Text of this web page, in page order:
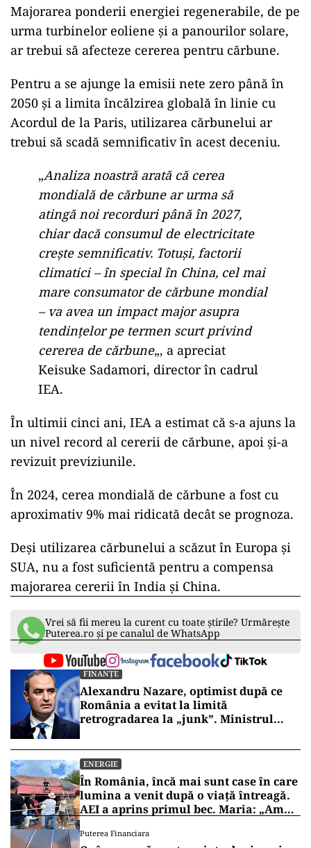
cel mai mult CO2.
POLITICĂ
Pericol de blackout? Guvernul
pregătește limitarea consumului de
energie
POLITICĂ
Zamfir: Groparii energiei românești:
Majorarea ponderii energiei regenerabile, de pe
urma turbinelor eoliene şi a panourilor solare,
ar trebui să afecteze cererea pentru cărbune.
Pentru a se ajunge la emisii nete zero până în
2050 şi a limita încălzirea globală în linie cu
Acordul de la Paris, utilizarea cărbunelui ar
trebui să scadă semnificativ în acest deceniu.
„Analiza noastră arată că cerea
mondială de cărbune ar urma să
atingă noi recorduri până în 2027,
chiar dacă consumul de electricitate
creşte semnificativ. Totuşi, factorii
mare consumator de cărbune mondial
– va avea un impact major asupra
cererea de cărbune„, a apreciat
Keisuke Sadamori, director în cadrul
IEA.
În ultimii cinci ani, IEA a estimat că s-a ajuns la
un nivel record al cererii de cărbune, apoi şi-a
revizuit previziunile.
În 2024, cerea mondială de cărbune a fost cu
aproximativ 9% mai ridicată decât se prognoza.
Deşi utilizarea cărbunelui a scăzut în Europa şi
SUA, nu a fost suficientă pentru a compensa
majorarea cererii în India şi China.
Vrei să fii mereu la curent cu toate știrile? Urmărește
Puterea.ro și pe canalul de WhatsApp